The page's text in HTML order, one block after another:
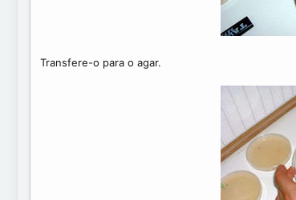
Transfere-o para o agar.